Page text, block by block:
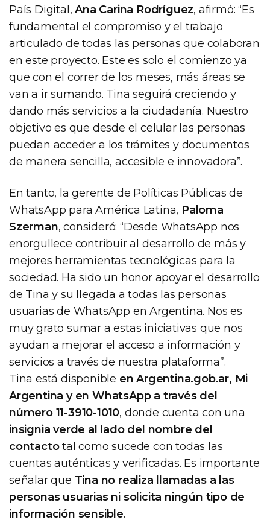
País Digital,Ana Carina Rodríguez, afirmó: “Es
fundamental el compromiso y el trabajo
articulado de todas las personas que colaboran
en este proyecto. Este es solo el comienzo ya
que con el correr de los meses, más áreas se
van a ir sumando. Tina seguirá creciendo y
dando más servicios a la ciudadanía. Nuestro
objetivo es que desde el celular las personas
puedan acceder a los trámites y documentos
de manera sencilla, accesible e innovadora”.
En tanto, la gerente de Políticas Públicas de
WhatsApp para América Latina, Paloma
Szerman, consideró: “Desde WhatsApp nos
enorgullece contribuir al desarrollo de más y
mejores herramientas tecnológicas para la
sociedad. Ha sido un honor apoyar el desarrollo
de Tina y su llegada a todas las personas
usuarias de WhatsApp en Argentina. Nos es
muy grato sumar a estas iniciativas que nos
ayudan a mejorar el acceso a información y
servicios a través de nuestra plataforma”.
Tina está disponible en Argentina.gob.ar, Mi
Argentina y en WhatsApp a través del
número 11-3910-1010, donde cuenta con una
insignia verde al lado del nombre del
contactotal como sucede con todas las
cuentas auténticas y verificadas. Es importante
señalar que Tina no realiza llamadas a las
personas usuarias ni solicita ningún tipo de
información sensible.